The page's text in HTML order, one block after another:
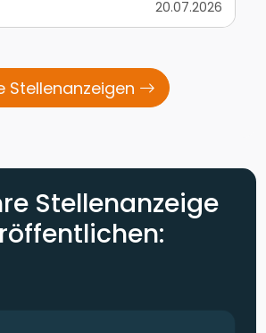
20.07.2026
Stellenanzeigen
Stellenanzeige